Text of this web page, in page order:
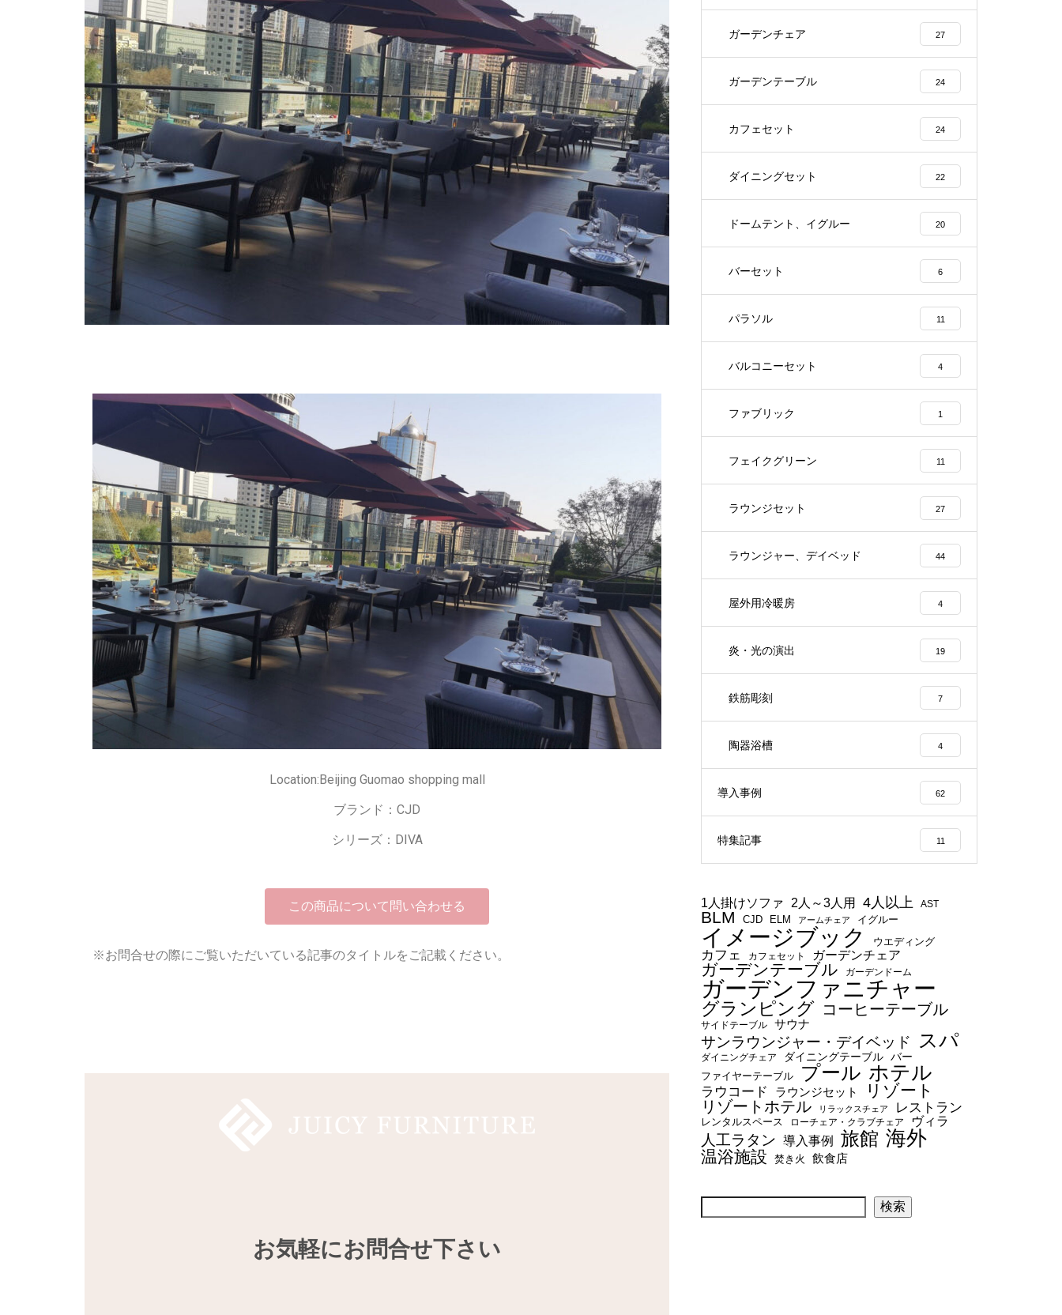
Location:Beijing Guomao shopping mall
ブランド：CJD
シリーズ：DIVA
この商品について問い合わせる
※お問合せの際にご覧いただいている記事のタイトルをご記載ください。
お気軽にお問合せ下さい
ガーデンチェア 27
ガーデンテーブル 24
カフェセット 24
ダイニングセット 22
ドームテント、イグルー 20
バーセット 6
パラソル 11
バルコニーセット 4
ファブリック 1
フェイクグリーン 11
ラウンジセット 27
ラウンジャー、デイベッド 44
屋外用冷暖房 4
炎・光の演出 19
鉄筋彫刻 7
陶器浴槽 4
導入事例 62
特集記事 11
1人掛けソファ 2人～3人用 4人以上 AST
BLM CJD ELM アームチェア イグルー
イメージブック ウエディング
カフェ カフェセット ガーデンチェア
ガーデンテーブル ガーデンドーム
ガーデンファニチャー
グランピング コーヒーテーブル
サイドテーブル サウナ
サンラウンジャー・デイベッド スパ
ダイニングチェア ダイニングテーブル バー
ファイヤーテーブル プール ホテル
ラウコード ラウンジセット リゾート
リゾートホテル リラックスチェア レストラン
レンタルスペース ローチェア・クラブチェア ヴィラ
人工ラタン 導入事例 旅館 海外
温浴施設 焚き火 飲食店
検索